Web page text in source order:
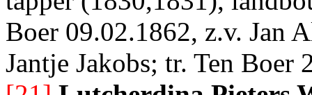
Boer 09.02.1862, z.v. Jan
Jantje Jakobs; tr. Ten Boer